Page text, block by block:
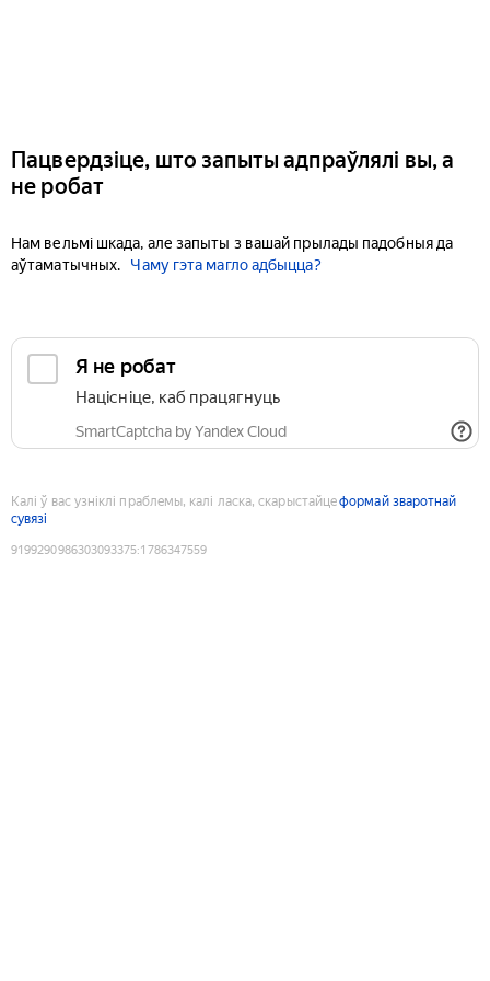
Пацвердзіце, што запыты адпраўлялі вы, а
не робат
Нам вельмі шкада, але запыты з вашай прылады падобныя да
аўтаматычных.
Чаму гэта магло адбыцца?
Я не робат
Націсніце, каб працягнуць
SmartCaptcha by Yandex Cloud
Калі ў вас узніклі праблемы, калі ласка, скарыстайцеформай зваротнай
сувязі
9199290986303093375:1786347559